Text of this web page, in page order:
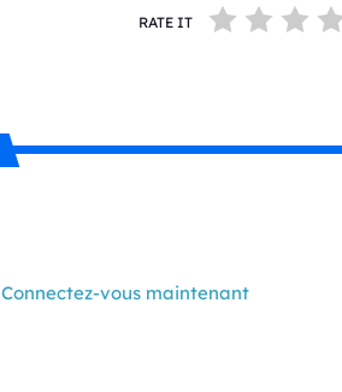
RATE IT
Connectez-vous maintenant